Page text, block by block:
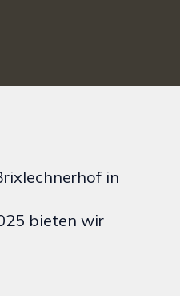
in
bieten wir